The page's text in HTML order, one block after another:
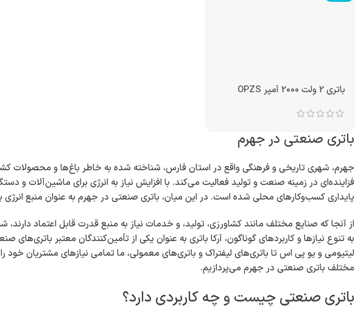
باتری 2 ولت 2000 آمپر OPZS
باتری صنعتی در جهرم
جهرم، شهری تاریخی و فرهنگی واقع در استان فارس، شناخته شده به خاطر باغ‌ها و محصولات
فزاینده‌ای در زمینه صنعت و تولید فعالیت می‌کند. با افزایش نیاز به انرژی برای ماشین‌آلات و
پایداری کسب‌وکارهای محلی شده است. در این میان، باتری صنعتی در جهرم به عنوان منبع
از آنجا که صنایع مختلف مانند کشاورزی، تولید، و خدمات نیاز به منبع قدرت قابل اعتماد
به تنوع نیازها و کاربردهای گوناگون، آرکا باتری به عنوان یکی از تأمین‌کنندگان معتبر باتری‌های
لیتیومی و یو پی اس تا باتری‌های لیفتراک و باتری‌های معمولی، ما تمامی نیازهای مشتریان خود را
مختلف باتری صنعتی در جهرم می‌پردازیم.
باتری صنعتی چیست و چه کاربردی دارد؟